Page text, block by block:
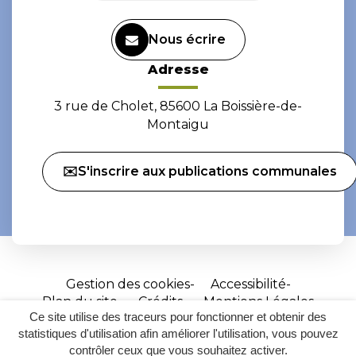
Ce site utilise des traceurs pour fonctionner et obtenir des
statistiques d'utilisation afin améliorer l'utilisation, vous pouvez
contrôler ceux que vous souhaitez activer.
Nous écrire
Adresse
3 rue de Cholet, 85600 La Boissière-de-
Montaigu
✉️S'inscrire aux publications communales
Gestion des cookies
Accessibilité
Plan du site
Crédits
Mentions Légales
Site
réalisé